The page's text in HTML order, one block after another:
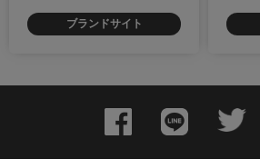
ブランドサイト